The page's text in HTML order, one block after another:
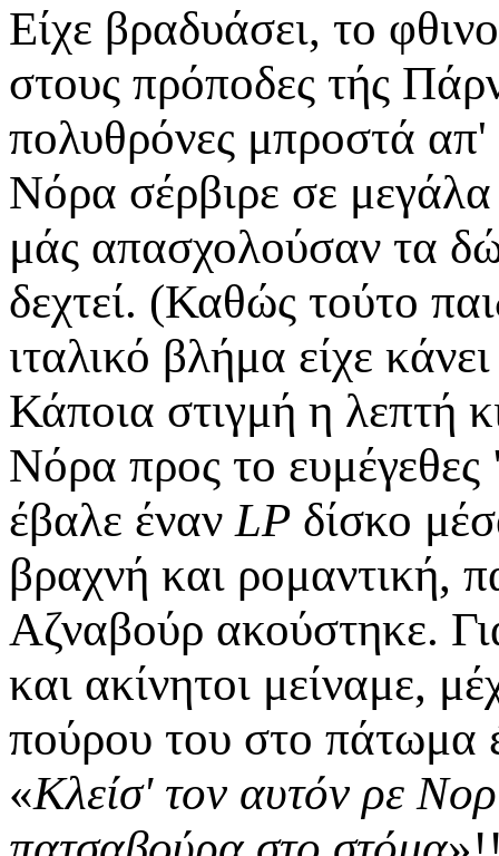
Είχε βραδυάσει, το
στους πρόποδες τής
πολυθρόνες μπροστά απ'
Νόρα σέρβιρε σε μεγάλα
μάς απασχολούσαν τα
δεχτεί. (Καθώς τούτο
ιταλικό βλήμα είχε
Κάποια στιγμή η λεπτή
Νόρα προς το ευμέγεθες
έβαλε έναν LP δίσκο
βραχνή και ρομαντική,
Αζναβούρ ακούστηκε.
και ακίνητοι μείναμε,
πούρου του στο πάτωμα
«Κλείσ' τον αυτόν ρε